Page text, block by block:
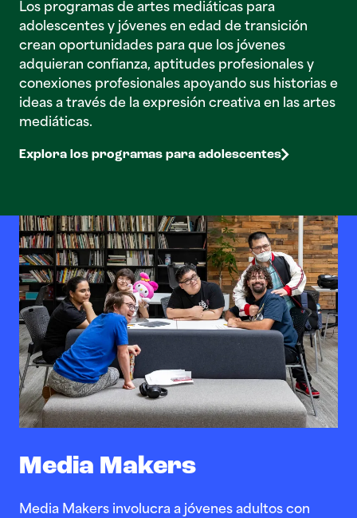
Los programas de artes mediáticas para
adolescentes y jóvenes en edad de transición
crean oportunidades para que los jóvenes
adquieran confianza, aptitudes profesionales y
conexiones profesionales apoyando sus historias e
ideas a través de la expresión creativa en las artes
mediáticas.
Explora los programas para adolescentes
Media Makers
Media Makers involucra a jóvenes adultos con